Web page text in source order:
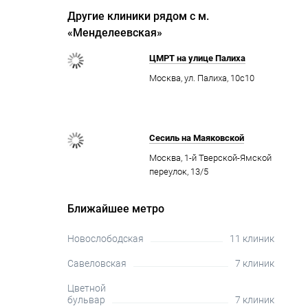
Другие клиники рядом с м.
«Менделеевская»
ЦМРТ на улице Палиха
Москва, ул. Палиха, 10с10
Сесиль на Маяковской
Москва, 1-й Тверской-Ямской
переулок, 13/5
Ближайшее метро
Новослободская 11 клиник
Савеловская 7 клиник
Цветной
бульвар
7 клиник